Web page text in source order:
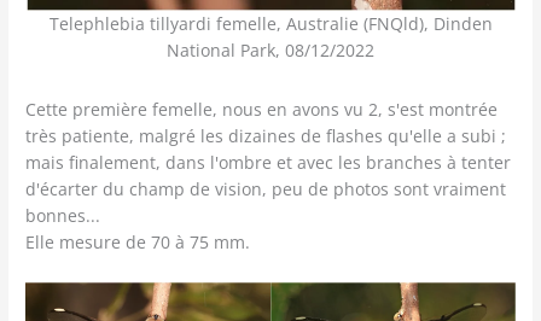
Telephlebia tillyardi femelle, Australie (FNQld), Dinden
National Park, 08/12/2022
Cette première femelle, nous en avons vu 2, s'est montrée
très patiente, malgré les dizaines de flashes qu'elle a subi ;
mais finalement, dans l'ombre et avec les branches à tenter
d'écarter du champ de vision, peu de photos sont vraiment
bonnes...
Elle mesure de 70 à 75 mm.